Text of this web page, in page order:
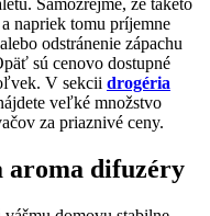
Samozrejme, že takéto
napriek tomu príjemne
odstránenie zápachu
sú cenovo dostupné
V sekcii drogéria
veľké množstvo
za priaznivé ceny.
aroma difuzéry